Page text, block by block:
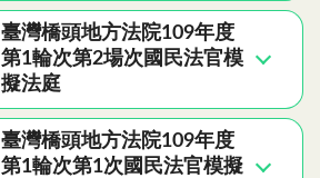
臺灣橋頭地方法院109年度
第1輪次第2場次國民法官模
擬法庭
臺灣橋頭地方法院109年度
第1輪次第1次國民法官模擬